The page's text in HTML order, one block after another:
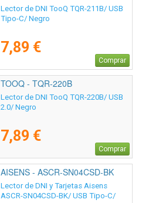
Lector de DNI TooQ TQR-211B/ USB
Tipo-C/ Negro
7,89 €
Comprar
TOOQ - TQR-220B
Lector de DNI TooQ TQR-220B/ USB
2.0/ Negro
7,89 €
Comprar
AISENS - ASCR-SN04CSD-BK
Lector de DNI y Tarjetas Aisens
ASCR-SN04CSD-BK/ USB Tipo-C/